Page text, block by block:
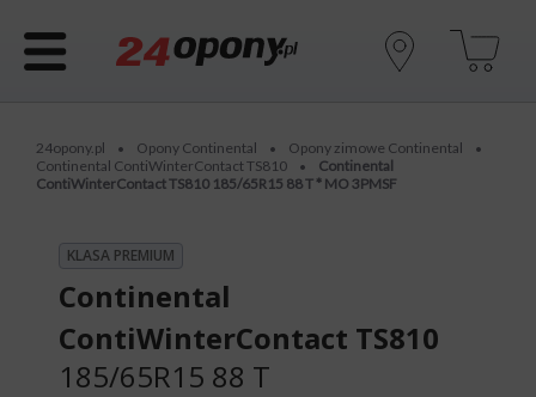
24opony.pl • Opony Continental • Opony zimowe Continental •
Continental ContiWinterContact TS810 •
Continental
ContiWinterContact TS810 185/65R15 88 T * MO 3PMSF
KLASA PREMIUM
Continental
ContiWinterContact TS810
185/65R15 88 T